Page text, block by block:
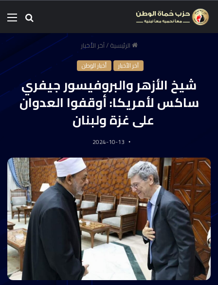
الرئيسية/آخر الأخبار
آخر الأخبار أخبار الوطن
شيخ الأزهر والبروفيسور جيفري
ساكس لأمريكا: أوقفوا العدوان
على غزة ولبنان
2024-10-13